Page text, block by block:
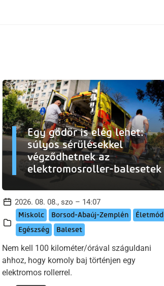
Egy gödör is elég lehet:
súlyos sérülésekkel
végződhetnek az
elektromosroller-balesetek
2026. 08. 08., szo – 14:07
Miskolc Borsod-Abaúj-Zemplén
Életmód
Egészség
Baleset
Nem kell 100 kilométer/órával száguldani
ahhoz, hogy komoly baj történjen egy
elektromos rollerrel.